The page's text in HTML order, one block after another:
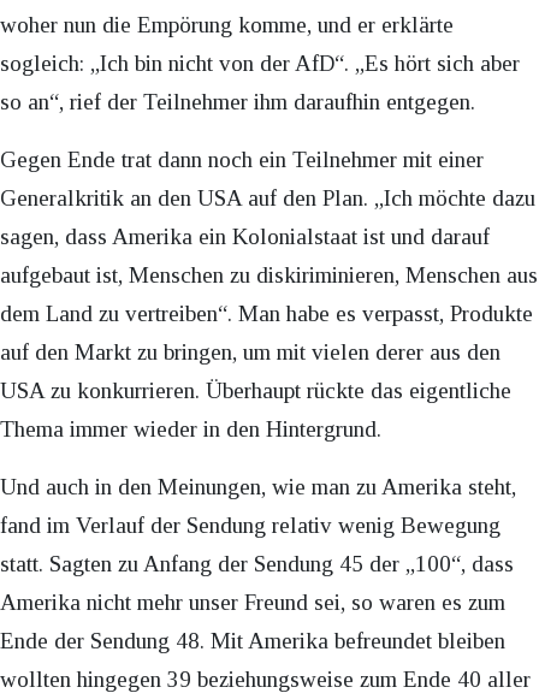
woher nun die Empörung komme, und er erklärte
sogleich: „Ich bin nicht von der AfD“. „Es hört sich aber
so an“, rief der Teilnehmer ihm daraufhin entgegen.
Gegen Ende trat dann noch ein Teilnehmer mit einer
Generalkritik an den USA auf den Plan. „Ich möchte dazu
sagen, dass Amerika ein Kolonialstaat ist und darauf
aufgebaut ist, Menschen zu diskiriminieren, Menschen aus
dem Land zu vertreiben“. Man habe es verpasst, Produkte
auf den Markt zu bringen, um mit vielen derer aus den
USA zu konkurrieren. Überhaupt rückte das eigentliche
Thema immer wieder in den Hintergrund.
Und auch in den Meinungen, wie man zu Amerika steht,
fand im Verlauf der Sendung relativ wenig Bewegung
statt. Sagten zu Anfang der Sendung 45 der „100“, dass
Amerika nicht mehr unser Freund sei, so waren es zum
Ende der Sendung 48. Mit Amerika befreundet bleiben
wollten hingegen 39 beziehungsweise zum Ende 40 aller